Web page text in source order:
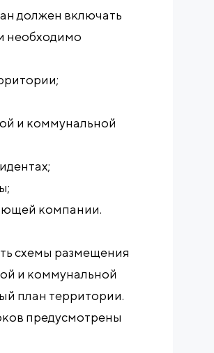
должен включать
необходимо
и коммунальной
компании.
схемы размещения
и коммунальной
план территории.
предусмотрены